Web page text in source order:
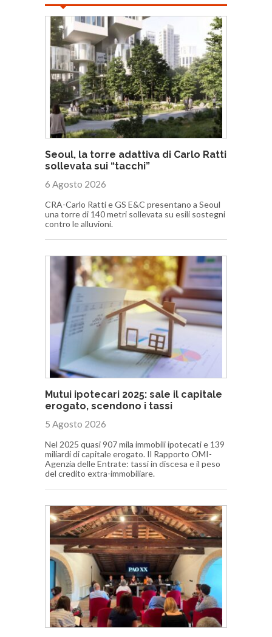
Seoul, la torre adattiva di Carlo Ratti
sollevata sui “tacchi”
6 Agosto 2026
CRA-Carlo Ratti e GS E&C presentano a Seoul
una torre di 140 metri sollevata su esili sostegni
contro le alluvioni.
Mutui ipotecari 2025: sale il capitale
erogato, scendono i tassi
5 Agosto 2026
Nel 2025 quasi 907 mila immobili ipotecati e 139
miliardi di capitale erogato. Il Rapporto OMI-
Agenzia delle Entrate: tassi in discesa e il peso
del credito extra-immobiliare.